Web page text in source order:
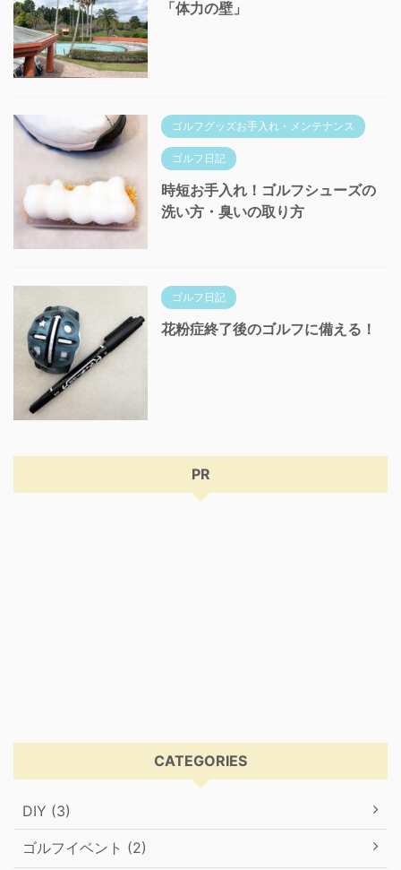
「体力の壁」
ゴルフグッズお手入れ・メンテナンス
ゴルフ日記
時短お手入れ！ゴルフシューズの
洗い方・臭いの取り方
ゴルフ日記
花粉症終了後のゴルフに備える！
PR
CATEGORIES
DIY (3)
ゴルフイベント (2)